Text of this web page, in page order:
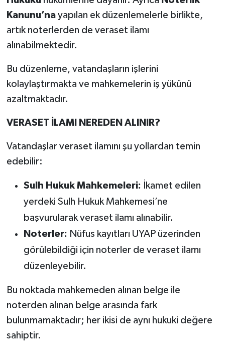
Kanunu’nayapılan ek düzenlemelerle birlikte,
artık noterlerden de veraset ilamı
alınabilmektedir.
Bu düzenleme, vatandaşların işlerini
kolaylaştırmakta ve mahkemelerin iş yükünü
azaltmaktadır.
VERASET İLAMI NEREDEN ALINIR?
Vatandaşlar veraset ilamını şu yollardan temin
edebilir:
Sulh Hukuk Mahkemeleri: İkamet edilen
yerdeki Sulh Hukuk Mahkemesi’ne
başvurularak veraset ilamı alınabilir.
Noterler: Nüfus kayıtları UYAP üzerinden
görülebildiği için noterler de veraset ilamı
düzenleyebilir.
Bu noktada mahkemeden alınan belge ile
noterden alınan belge arasında fark
bulunmamaktadır; her ikisi de aynı hukuki değere
sahiptir.